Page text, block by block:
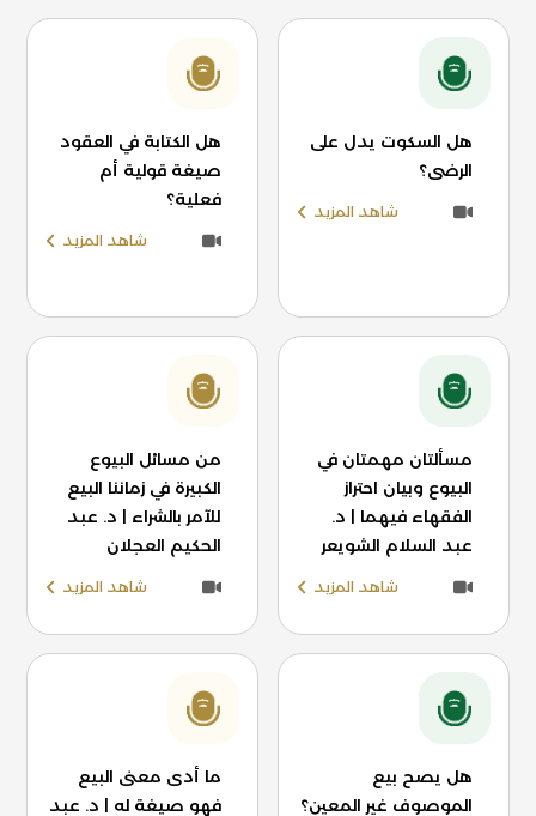
هل السكوت يدل على
الرضى؟
شاهد المزيد
هل الكتابة في العقود
صيغة قولية أم
فعلية؟
شاهد المزيد
مسألتان مهمتان في
البيوع وبيان احتراز
الفقهاء فيهما | د.
عبد السلام الشويعر
شاهد المزيد
من مسائل البيوع
الكبيرة في زماننا البيع
للآمر بالشراء | د. عبد
الحكيم العجلان
شاهد المزيد
هل يصح بيع
الموصوف غير المعين؟
ما أدى معنى البيع
فهو صيغة له | د. عبد